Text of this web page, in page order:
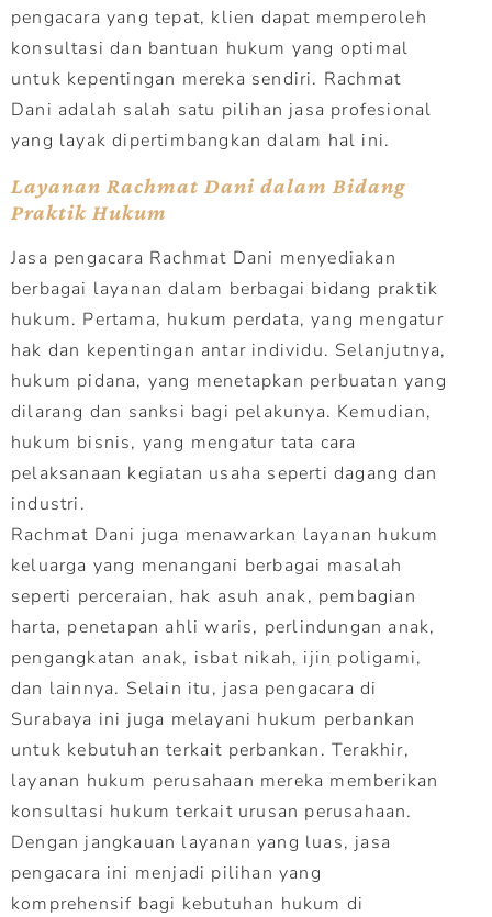
pengacara yang tepat, klien dapat memperoleh
konsultasi dan bantuan hukum yang optimal
untuk kepentingan mereka sendiri. Rachmat
Dani adalah salah satu pilihan jasa profesional
yang layak dipertimbangkan dalam hal ini.
Layanan Rachmat Dani dalam Bidang
Praktik Hukum
Jasa pengacara Rachmat Dani menyediakan
berbagai layanan dalam berbagai bidang praktik
hukum. Pertama, hukum perdata, yang mengatur
hak dan kepentingan antar individu. Selanjutnya,
hukum pidana, yang menetapkan perbuatan yang
dilarang dan sanksi bagi pelakunya. Kemudian,
hukum bisnis, yang mengatur tata cara
pelaksanaan kegiatan usaha seperti dagang dan
industri.
Rachmat Dani juga menawarkan layanan hukum
keluarga yang menangani berbagai masalah
seperti perceraian, hak asuh anak, pembagian
harta, penetapan ahli waris, perlindungan anak,
pengangkatan anak, isbat nikah, ijin poligami,
dan lainnya. Selain itu, jasa pengacara di
Surabaya ini juga melayani hukum perbankan
untuk kebutuhan terkait perbankan. Terakhir,
layanan hukum perusahaan mereka memberikan
konsultasi hukum terkait urusan perusahaan.
Dengan jangkauan layanan yang luas, jasa
pengacara ini menjadi pilihan yang
komprehensif bagi kebutuhan hukum di